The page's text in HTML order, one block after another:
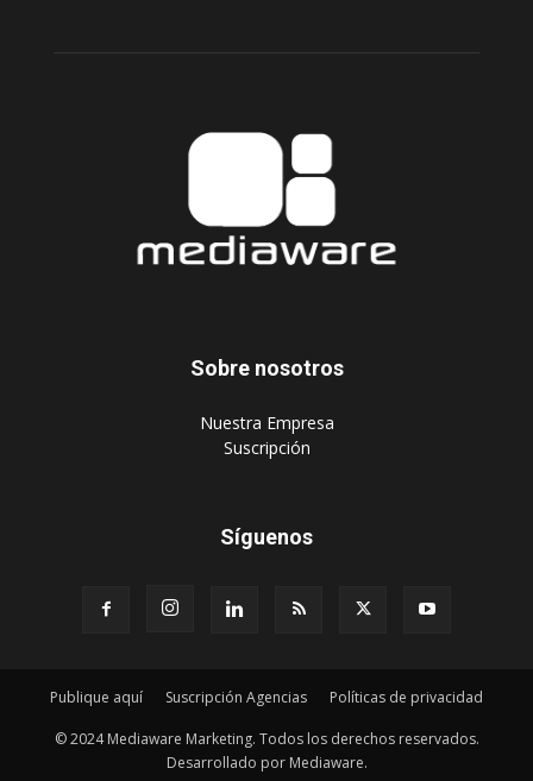
Sobre nosotros
‎Nuestra Empresa
‎Suscripción
Síguenos
Publique aquí Suscripción Agencias Políticas de privacidad
© 2024 Mediaware Marketing. Todos los derechos reservados.
Desarrollado por Mediaware.